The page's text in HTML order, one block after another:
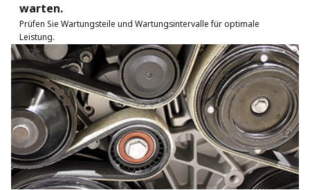
warten.
Prüfen Sie Wartungsteile und Wartungsintervalle für optimale
Leistung.